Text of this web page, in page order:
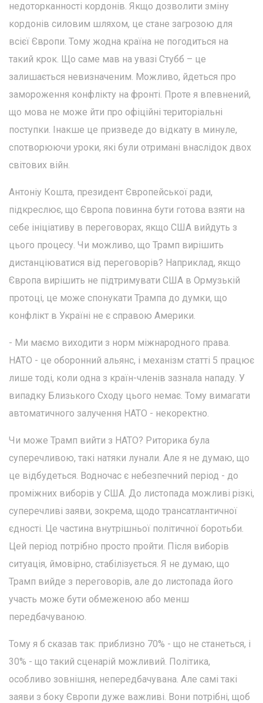
недоторканності кордонів. Якщо дозволити зміну
кордонів силовим шляхом, це стане загрозою для
всієї Європи. Тому жодна країна не погодиться на
такий крок. Що саме мав на увазі Стубб – це
залишається невизначеним. Можливо, йдеться про
замороження конфлікту на фронті. Проте я впевнений,
що мова не може йти про офіційні територіальні
поступки. Інакше це призведе до відкату в минуле,
спотворюючи уроки, які були отримані внаслідок двох
світових війн.
Антоніу Кошта, президент Європейської ради,
підкреслює, що Європа повинна бути готова взяти на
себе ініціативу в переговорах, якщо США вийдуть з
цього процесу. Чи можливо, що Трамп вирішить
дистанціюватися від переговорів? Наприклад, якщо
Європа вирішить не підтримувати США в Ормузькій
протоці, це може спонукати Трампа до думки, що
конфлікт в Україні не є справою Америки.
- Ми маємо виходити з норм міжнародного права.
НАТО - це оборонний альянс, і механізм статті 5 працює
лише тоді, коли одна з країн-членів зазнала нападу. У
випадку Близького Сходу цього немає. Тому вимагати
автоматичного залучення НАТО - некоректно.
Чи може Трамп вийти з НАТО? Риторика була
суперечливою, такі натяки лунали. Але я не думаю, що
це відбудеться. Водночас є небезпечний період - до
проміжних виборів у США. До листопада можливі різкі,
суперечливі заяви, зокрема, щодо трансатлантичної
єдності. Це частина внутрішньої політичної боротьби.
Цей період потрібно просто пройти. Після виборів
ситуація, ймовірно, стабілізується. Я не думаю, що
Трамп вийде з переговорів, але до листопада його
участь може бути обмеженою або менш
передбачуваною.
Тому я б сказав так: приблизно 70% - що не станеться, і
30% - що такий сценарій можливий. Політика,
особливо зовнішня, непередбачувана. Але самі такі
заяви з боку Європи дуже важливі. Вони потрібні, щоб